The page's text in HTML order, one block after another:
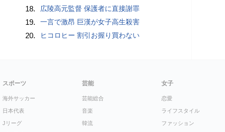
18. 広陵高元監督 保護者に直接謝罪
19. 一言で激昂 巨漢が女子高生殺害
20. ヒコロヒー 割引お握り買わない
スポーツ
海外サッカー
日本代表
Jリーグ
芸能
芸能総合
音楽
韓流
女子
恋愛
ライフスタイル
ファッション